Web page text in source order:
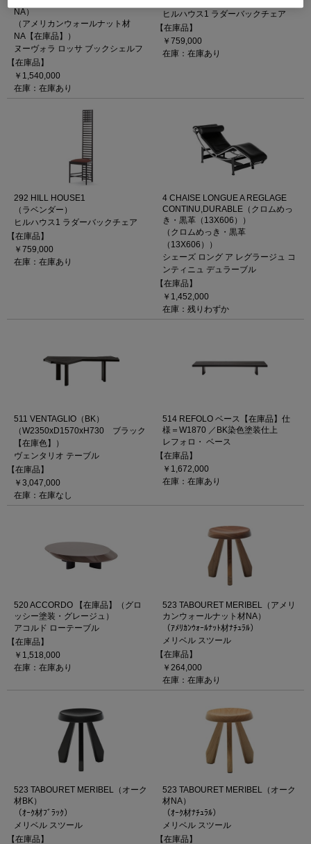
NA）
（アメリカンウォールナット材
NA【在庫品】）
ヌーヴォラ ロッサ ブックシェルフ
【在庫品】
￥1,540,000
在庫：在庫あり
ヒルハウス1 ラダーバックチェア
【在庫品】
￥759,000
在庫：在庫あり
292 HILL HOUSE1
（ラベンダー）
ヒルハウス1 ラダーバックチェア
【在庫品】
￥759,000
在庫：在庫あり
4 CHAISE LONGUE A REGLAGE
CONTINU,DURABLE（クロムめっ
き・黒革（13X606））
（クロムめっき・黒革
（13X606））
シェーズ ロング ア レグラージュ コ
ンティニュ デュラーブル
【在庫品】
￥1,452,000
在庫：残りわずか
511 VENTAGLIO（BK）
（W2350xD1570xH730 ブラック
【在庫色】）
ヴェンタリオ テーブル
【在庫品】
￥3,047,000
在庫：在庫なし
514 REFOLO ベース【在庫品】仕
様＝W1870 ／BK染色塗装仕上
レフォロ・ ベース
【在庫品】
￥1,672,000
在庫：在庫あり
520 ACCORDO 【在庫品】（グロ
ッシー塗装・グレージュ）
アコルド ローテーブル
【在庫品】
￥1,518,000
在庫：在庫あり
523 TABOURET MERIBEL（アメリ
カンウォールナット材NA）
（ｱﾒﾘｶﾝｳｫｰﾙﾅｯﾄ材ﾅﾁｭﾗﾙ）
メリベル スツール
【在庫品】
￥264,000
在庫：在庫あり
523 TABOURET MERIBEL（オーク
材BK）
（ｵｰｸ材ﾌﾞﾗｯｸ）
メリベル スツール
【在庫品】
523 TABOURET MERIBEL（オーク
材NA）
（ｵｰｸ材ﾅﾁｭﾗﾙ）
メリベル スツール
【在庫品】